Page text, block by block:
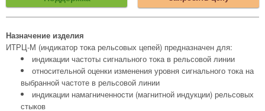
Назначение изделия
ИТРЦ-М (индикатор тока рельсовых цепей) предназначен для:
индикации частоты сигнального тока в рельсовой линии
относительной оценки изменения уровня сигнального тока на
выбранной частоте в рельсовой линии
индикации намагниченности (магнитной индукции) рельсовых
стыков